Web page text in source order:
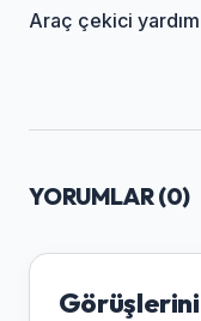
Araç çekici
YORUMLAR (0)